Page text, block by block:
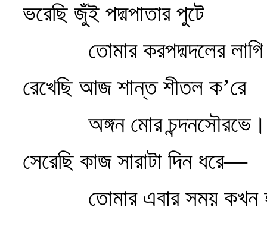
ভরেছি জুঁই পদ্মপাতার পুটে
তোমার করপদ্মদলের
রেখেছি আজ শান্ত শীতল ক’রে
অঙ্গন মোর চন্দনসৌরভে।
সেরেছি কাজ সারাটা দিন ধরে—
তোমার এবার সময় কখন